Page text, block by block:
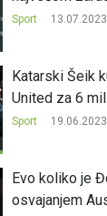
Sport 13.07.2023.
Katarski Šeik
United za 6
Sport
Evo koliko je
osvajanjem